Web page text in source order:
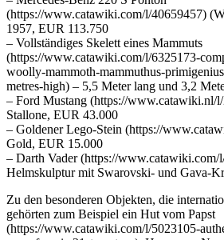
(https://www.catawiki.com/l/40659457)
1957, EUR 113.750
– Vollständiges Skelett eines Mammuts
(https://www.catawiki.com/l/6325173-
woolly-mammoth-mammuthus-
metres-high) – 5,5 Meter lang und 3,2
– Ford Mustang (https://www.catawiki.nl/
Stallone, EUR 43.000
– Goldener Lego-Stein (https://
Gold, EUR 15.000
– Darth Vader (https://www.catawiki.com/
Helmskulptur mit Swarovski- und Gava-
Zu den besonderen Objekten, die
gehörten zum Beispiel ein Hut vom Papst
(https://www.catawiki.com/l/5023105-